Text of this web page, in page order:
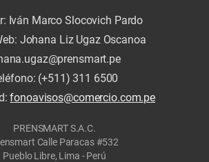
Iván Marco Slocovich Pardo
Johana Liz Ugaz Oscanoa
(+511) 311 6500
fonoavisos@comercio.com.pe
PRENSMART S.A.C.
Calle Paracas #532
Pueblo Libre, Lima - Perú